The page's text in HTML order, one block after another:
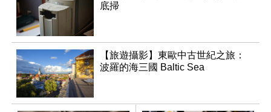
底掃
【旅遊攝影】東歐中古世紀之旅：
波羅的海三國 Baltic Sea